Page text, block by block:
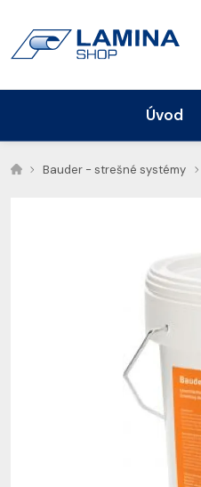
Úvod
Bauder - strešné systémy